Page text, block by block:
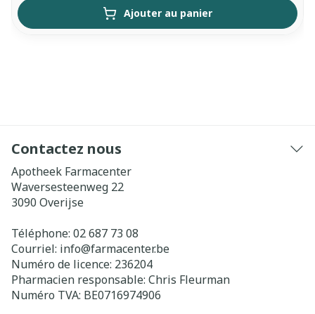
Ajouter au panier
Contactez nous
Apotheek Farmacenter
Waversesteenweg 22
3090 Overijse
Téléphone: 02 687 73 08
Courriel: info@farmacenter.be
Numéro de licence: 236204
Pharmacien responsable: Chris Fleurman
Numéro TVA: BE0716974906